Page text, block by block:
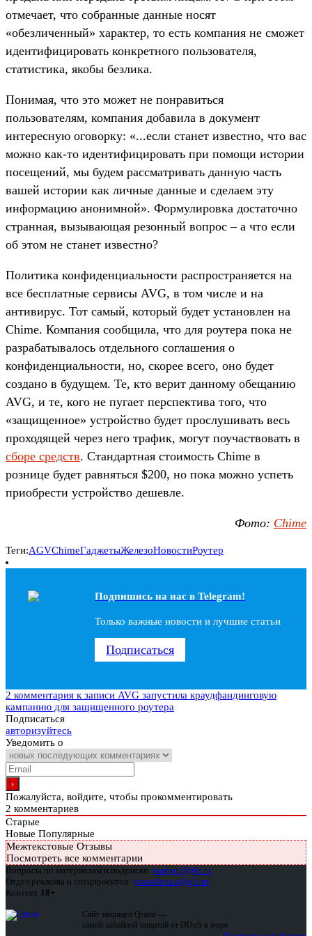
отмечает, что собранные данные носят
«обезличенный» характер, то есть компания не сможет
идентифицировать конкретного пользователя,
статистика, якобы безлика.
Понимая, что это может не понравиться
пользователям, компания добавила в документ
интересную оговорку: «...если станет известно, что вас
можно как-то идентифицировать при помощи истории
посещений, мы будем рассматривать данную часть
вашей истории как личные данные и сделаем эту
информацию анонимной». Формулировка достаточно
странная, вызывающая резонный вопрос – а что если
об этом не станет известно?
Политика конфиденциальности распространяется на
все бесплатные сервисы AVG, в том числе и на
антивирус. Тот самый, который будет установлен на
Chime. Компания сообщила, что для роутера пока не
разрабатывалось отдельного соглашения о
конфиденциальности, но, скорее всего, оно будет
создано в будущем. Те, кто верит данному обещанию
AVG, и те, кого не пугает перспектива того, что
«защищенное» устройство будет прослушивать весь
проходящей через него трафик, могут поучаствовать в
сборе средств. Стандартная стоимость Chime в
рознице будет равняться $200, но пока можно успеть
приобрести устройство дешевле.
Фото: Сhime
Теги:AGVChimeГаджетыЖелезоНовостиРоутер
Подпишись на наc в Telegram!
Только важные новости и лучшие статьи
Подписаться
2 комментария к записи AVG запустила краудфандинговую
кампанию для защищенного роутера
Подписаться
авторизуйтесь
Уведомить о
Пожалуйста, войдите, чтобы прокомментировать
2 комментариев
Старые
Новые Популярные
Межтекстовые Отзывы
Посмотреть все комментарии
Вопросы по материалам и подписке: support@glc.ru
Отдел рекламы и спецпроектов: yakovleva.a@glc.ru
Контент 18+
Сайт защищен Qrator —
самой забойной защитой от DDoS в мире